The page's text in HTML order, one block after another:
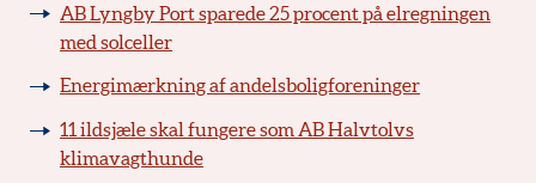
AB Lyngby Port sparede 25 procent på elregningen
med solceller
Energimærkning af andelsboligforeninger
11 ildsjæle skal fungere som AB Halvtolvs
klimavagthunde